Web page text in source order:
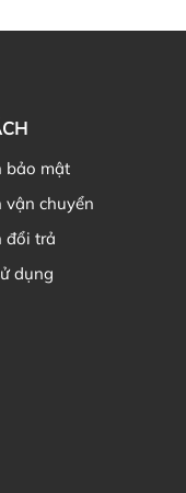
bảo mật
vận chuyển
đổi trả
dụng